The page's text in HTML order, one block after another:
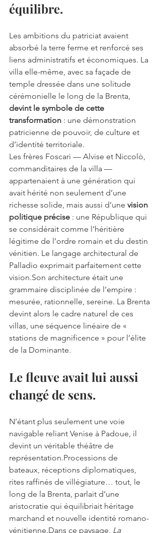
équilibre.
Les ambitions du patriciat avaient
absorbé la terre ferme et renforcé ses
liens administratifs et économiques. La
villa elle-même, avec sa façade de
temple dressée dans une solitude
cérémonielle le long de la Brenta,
devint le symbole de cette
transformation : une démonstration
patricienne de pouvoir, de culture et
d’identité territoriale.
Les frères Foscari — Alvise et Niccolò,
commanditaires de la villa —
appartenaient à une génération qui
avait hérité non seulement d’une
richesse solide, mais aussi d’une vision
politique précise : une République qui
se considérait comme l’héritière
légitime de l’ordre romain et du destin
vénitien. Le langage architectural de
Palladio exprimait parfaitement cette
vision.Son architecture était une
grammaire disciplinée de l’empire :
mesurée, rationnelle, sereine. La Brenta
devint alors le cadre naturel de ces
villas, une séquence linéaire de «
stations de magnificence » pour l’élite
de la Dominante.
Le fleuve avait lui aussi
changé de sens.
N’étant plus seulement une voie
navigable reliant Venise à Padoue, il
devint un véritable théâtre de
représentation.Processions de
bateaux, réceptions diplomatiques,
rites raffinés de villégiature… tout, le
long de la Brenta, parlait d’une
aristocratie qui équilibriait héritage
marchand et nouvelle identité romano-
vénitienne.Dans ce paysage, La